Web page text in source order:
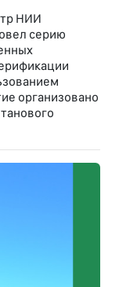
НИИ
серию
организовано